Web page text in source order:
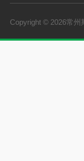
Copyright © 2026常